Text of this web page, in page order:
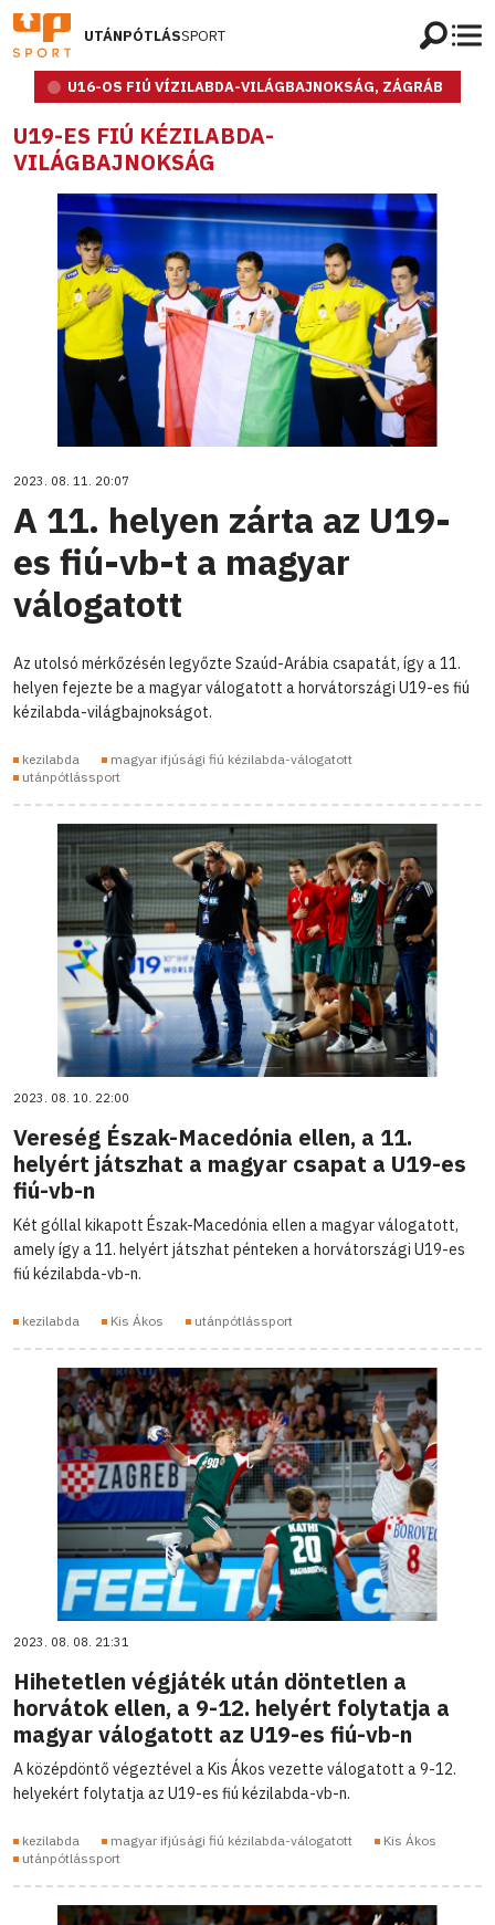
UTÁNPÓTLÁSSPORT
U16-OS FIÚ VÍZILABDA-VILÁGBAJNOKSÁG, ZÁGRÁB
U19-ES FIÚ KÉZILABDA-
VILÁGBAJNOKSÁG
2023. 08. 11. 20:07
A 11. helyen zárta az U19-
es fiú-vb-t a magyar
válogatott
Az utolsó mérkőzésén legyőzte Szaúd-Arábia csapatát, így a 11.
helyen fejezte be a magyar válogatott a horvátországi U19-es fiú
kézilabda-világbajnokságot.
kezilabda
magyar ifjúsági fiú kézilabda-válogatott
utánpótlássport
2023. 08. 10. 22:00
Vereség Észak-Macedónia ellen, a 11.
helyért játszhat a magyar csapat a U19-es
fiú-vb-n
Két góllal kikapott Észak-Macedónia ellen a magyar válogatott,
amely így a 11. helyért játszhat pénteken a horvátországi U19-es
fiú kézilabda-vb-n.
kezilabda Kis Ákos utánpótlássport
2023. 08. 08. 21:31
Hihetetlen végjáték után döntetlen a
horvátok ellen, a 9-12. helyért folytatja a
magyar válogatott az U19-es fiú-vb-n
A középdöntő végeztével a Kis Ákos vezette válogatott a 9-12.
helyekért folytatja az U19-es fiú kézilabda-vb-n.
kezilabda magyar ifjúsági fiú kézilabda-válogatott
Kis Ákos
utánpótlássport